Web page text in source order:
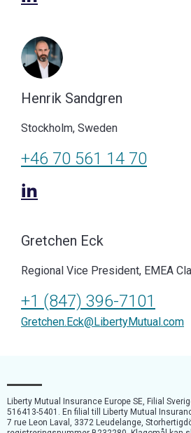
Henrik Sandgren
Stockholm, Sweden
+46 70 561 14 70
Gretchen Eck
Regional Vice President, EMEA
+1 (847) 396-7101
Gretchen.Eck@LibertyMutual.com
Liberty Mutual Insurance Europe SE, Filial
516413-5401. En filial till Liberty Mutual
7 rue Leon Laval, 3372 Leudelange,